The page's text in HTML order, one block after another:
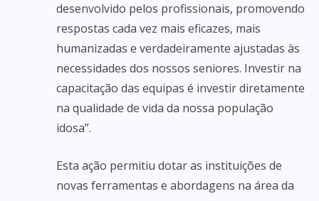
desenvolvido pelos profissionais, promovendo
respostas cada vez mais eficazes, mais
humanizadas e verdadeiramente ajustadas às
necessidades dos nossos seniores. Investir na
capacitação das equipas é investir diretamente
na qualidade de vida da nossa população
idosa”.
Esta ação permitiu dotar as instituições de
novas ferramentas e abordagens na área da